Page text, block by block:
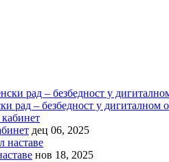
рад – безбедност у дигиталном
дец 06, 2025
нов 18, 2025